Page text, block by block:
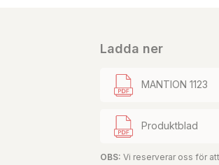
Ladda ner
MANTION 1123
Produktblad
OBS: Vi reserverar oss för